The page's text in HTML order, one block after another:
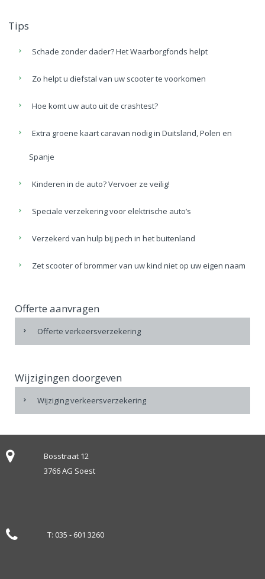
Tips
Schade zonder dader? Het Waarborgfonds helpt
Zo helpt u diefstal van uw scooter te voorkomen
Hoe komt uw auto uit de crashtest?
Extra groene kaart caravan nodig in Duitsland, Polen en
Spanje
Kinderen in de auto? Vervoer ze veilig!
Speciale verzekering voor elektrische auto’s
Verzekerd van hulp bij pech in het buitenland
Zet scooter of brommer van uw kind niet op uw eigen naam
Offerte aanvragen
Offerte verkeersverzekering
Wijzigingen doorgeven
Wijziging verkeersverzekering
Bosstraat 12
3766 AG Soest
T: 035 - 601 3260